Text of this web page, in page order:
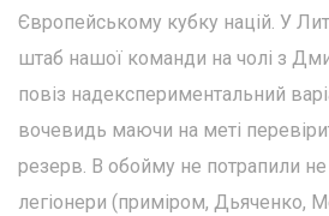
Європейському кубку націй. У
штаб нашої команди на чолі з
повіз надекспериментальний
вочевидь маючи на меті
резерв. В обойму не потрапили
легіонери (приміром, Дьяченко,